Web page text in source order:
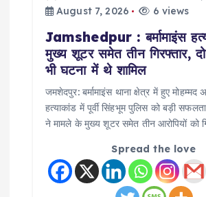
August 7, 2026
6 views
Jamshedpur : बर्मामाइंस
मुख्य शूटर समेत तीन गिरफ्तार, दो
भी घटना में थे शामिल
जमशेदपुर: बर्मामाइंस थाना क्षेत्र में हुए
हत्याकांड में पूर्वी सिंहभूम पुलिस को बड़ी
ने मामले के मुख्य शूटर समेत तीन आरोपियों को
Spread the love